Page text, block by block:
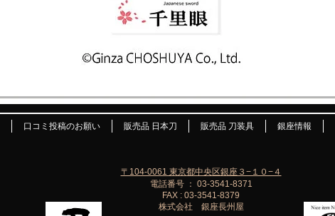
口コミ投稿のお願い 販売品 日本刀 販売品 刀装具 銀座情報
〒104-0061 東京都中央区銀座３−１０−４
電話番号 ： 03-3541-8371
FAX : 03-3541-8379
株式会社 銀座長州屋